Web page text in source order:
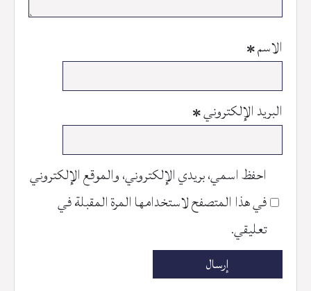
الاسم*
البريد الإلكتروني*
احفظ اسمي، بريدي الإلكتروني، والموقع الإلكتروني
في هذا المتصفح لاستخدامها المرة المقبلة في
تعليقي.